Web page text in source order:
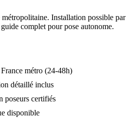
Installation possible par
complet pour pose autonome.
métro (24-48h)
détaillé inclus
poseurs certifiés
disponible